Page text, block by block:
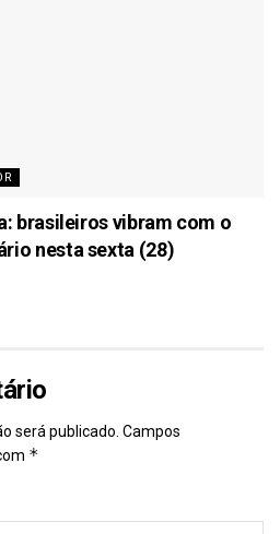
brasileiros vibram com o
nesta sexta (28)
será publicado. Campos
*